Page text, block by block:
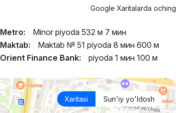
Google Xaritalarda oching
Metro:
Minor piyoda 532 м 7 мин
Maktab:
Maktab № 51 piyoda 8 мин 600 м
Orient Finance Bank:
piyoda 1 мин 100 м
Xaritasi Sun'iy yo'ldosh